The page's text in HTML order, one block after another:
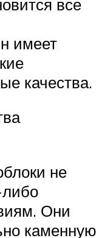
все
имеет
качества.
не
Они
каменную